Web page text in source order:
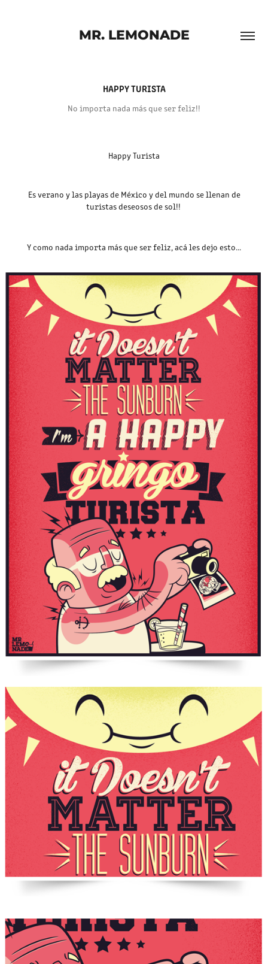
MR. LEMONADE
HAPPY TURISTA
No importa nada más que ser feliz!!
Happy Turista
Es verano y las playas de México y del mundo se llenan de
turistas deseosos de sol!!
Y como nada importa más que ser feliz, acá les dejo esto...